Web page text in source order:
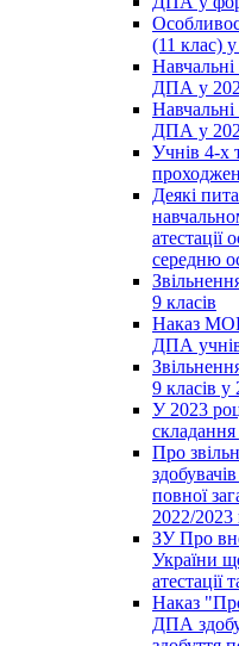
(11 клас)
ДПА у
ДПА у
Учнів 4-х
Деякі
атестації
середню
9 класів
Наказ
ДПА учнів
9 класів
У 2023
Про
повної
2022/2023
ЗУ Про
України
атестації
Наказ
ДПА